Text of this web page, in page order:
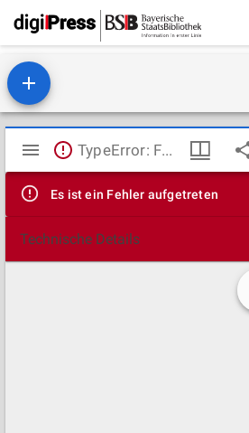
Mirador
Viewer
TypeError: Failed to fetch
Es ist ein Fehler aufgetreten
Technische Details